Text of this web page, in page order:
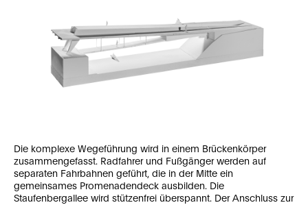
Die komplexe Wegeführung wird in einem Brückenkörper
zusammengefasst. Radfahrer und Fußgänger werden auf
separaten Fahrbahnen geführt, die in der Mitte ein
gemeinsames Promenadendeck ausbilden. Die
Staufenbergallee wird stützenfrei überspannt. Der Anschluss zur